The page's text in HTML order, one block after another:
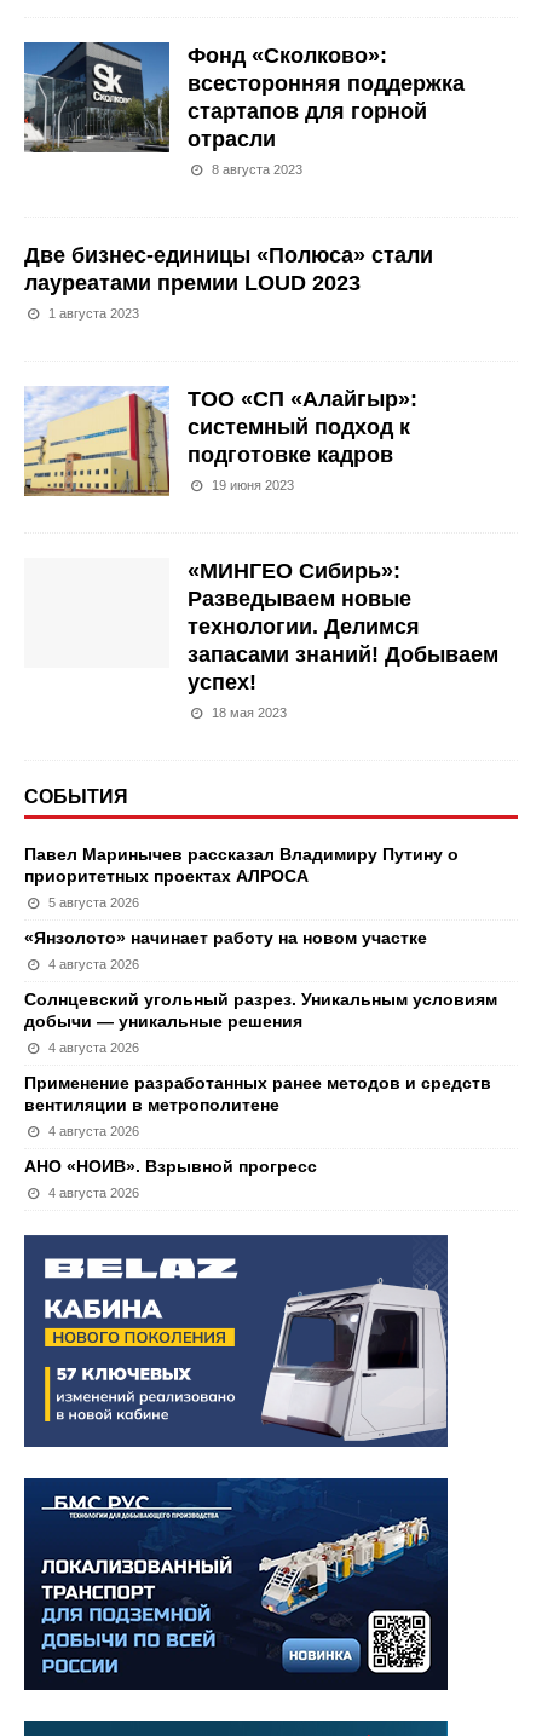
Фонд «Сколково»:
всесторонняя поддержка
стартапов для горной
отрасли
8 августа 2023
Две бизнес-единицы «Полюса» стали
лауреатами премии LOUD 2023
1 августа 2023
ТОО «СП «Алайгыр»:
системный подход к
подготовке кадров
19 июня 2023
«МИНГЕО Сибирь»:
Разведываем новые
технологии. Делимся
запасами знаний! Добываем
успех!
18 мая 2023
СОБЫТИЯ
Павел Маринычев рассказал Владимиру Путину о
приоритетных проектах АЛРОСА
5 августа 2026
«Янзолото» начинает работу на новом участке
4 августа 2026
Солнцевский угольный разрез. Уникальным условиям
добычи — уникальные решения
4 августа 2026
Применение разработанных ранее методов и средств
вентиляции в метрополитене
4 августа 2026
АНО «НОИВ». Взрывной прогресс
4 августа 2026